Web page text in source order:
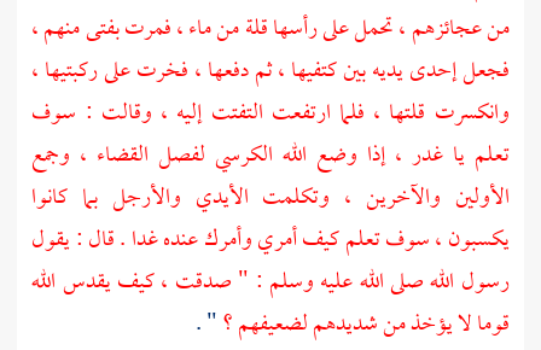
من عجائزهم ، تحمل على رأسها قلة من ماء ، فمرت بفتى منهم ،
فجعل إحدى يديه بين كتفيها ، ثم دفعها ، فخرت على ركبتيها ،
وانكسرت قلتها ، فلما ارتفعت التفتت إليه ، وقالت : سوف
تعلم يا غدر ، إذا وضع الله الكرسي لفصل القضاء ، وجمع
الأولين والآخرين ، وتكلمت الأيدي والأرجل بما كانوا
يكسبون ، سوف تعلم كيف أمري وأمرك عنده غدا . قال : يقول
رسول الله صلى الله عليه وسلم : " صدقت ، كيف يقدس الله
قوما لا يؤخذ من شديدهم لضعيفهم ؟" .